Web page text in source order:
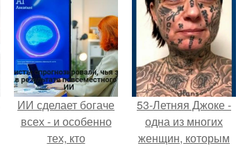
ИИ сделает богаче
всех - и особенно
тех, кто
53-Летняя Джоке -
одна из многих
женщин, которым